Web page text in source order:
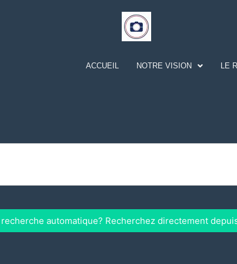
ACCUEIL NOTRE VISION LE
automatique? Recherchez directement